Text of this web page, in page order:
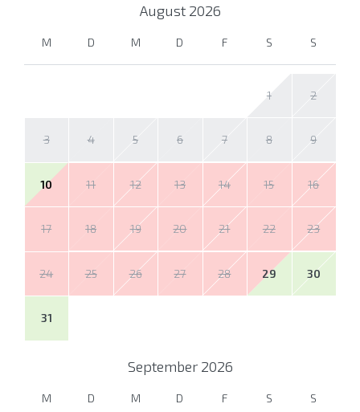
August 2026
M D M D F S S
1 2
3 4 5 6 7 8 9
10 11 12 13 14 15 16
17 18 19 20 21 22 23
24 25 26 27 28 29 30
31
September 2026
M D M D F S S